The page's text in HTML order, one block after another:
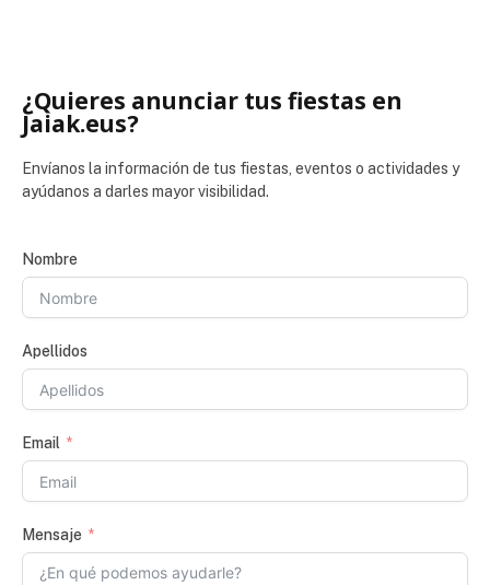
¿Quieres anunciar tus fiestas en
Jaiak.eus?
Envíanos la información de tus fiestas, eventos o actividades y
ayúdanos a darles mayor visibilidad.
Nombre
Apellidos
Email
Mensaje